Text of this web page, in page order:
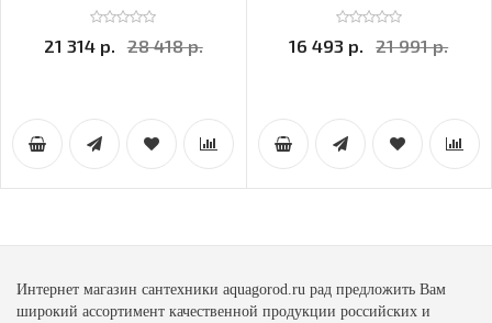
21 314 р. 28 418 р. 16 493 р. 21 991 р.
Интернет магазин сантехники aquagorod.ru рад предложить Вам
широкий ассортимент качественной продукции российских и